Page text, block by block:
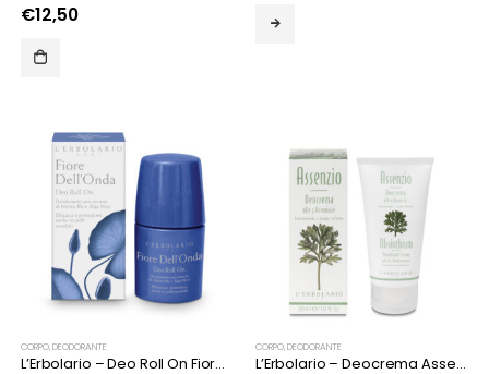
0Su 5
€12,50
CORPO,DEODORANTE
L’Erbolario – Deo Roll On Fiore Dell’Onda
CORPO,DEODORANTE
L’Erbolario – Deocrema Assenzio